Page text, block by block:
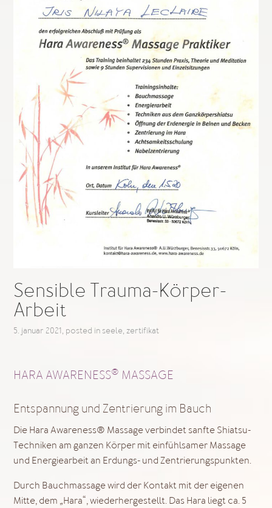
Sensible Trauma-Körper-
Arbeit
5. januar 2021, posted in seele,zertifikat
HARA AWARENESS® MASSAGE
Entspannung und Zentrierung im Bauch
Die Hara Awareness® Massage verbindet sanfte Shiatsu-
Techniken am ganzen Körper mit einfühlsamer Massage
und Energiearbeit an Erdungs- und Zentrierungspunkten.
Durch Bauchmassage wird der Kontakt mit der eigenen
Mitte, dem „Hara“, wiederhergestellt. Das Hara liegt ca. 5